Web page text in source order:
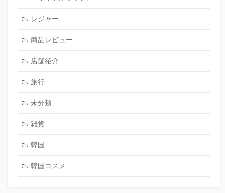
レジャー
商品レビュー
店舗紹介
旅行
未分類
雑貨
韓国
韓国コスメ